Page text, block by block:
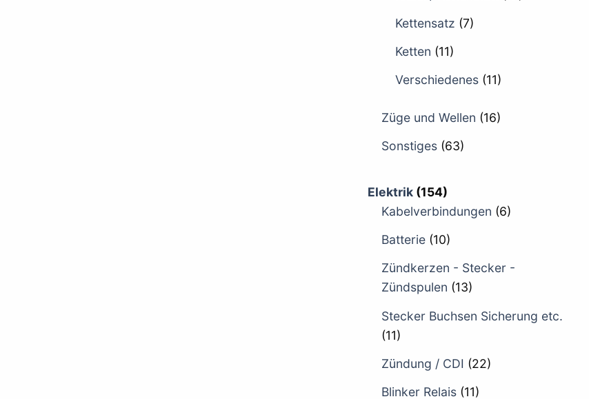
Kettensatz (7)
Ketten (11)
Verschiedenes (11)
Züge und Wellen (16)
Sonstiges (63)
Elektrik (154)
Kabelverbindungen (6)
Batterie (10)
Zündkerzen - Stecker -
Zündspulen (13)
Stecker Buchsen Sicherung etc.
(11)
Zündung / CDI (22)
Blinker Relais (11)